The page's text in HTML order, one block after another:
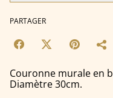
PARTAGER
Couronne murale en
Diamètre 30cm.